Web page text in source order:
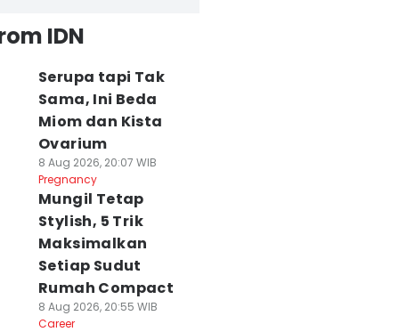
IDN
Serupa tapi Tak
Sama, Ini Beda
Miom dan Kista
Ovarium
8 Aug 2026, 20:07 WIB
Pregnancy
Mungil Tetap
Stylish, 5 Trik
Maksimalkan
Setiap Sudut
Rumah Compact
8 Aug 2026, 20:55 WIB
Career